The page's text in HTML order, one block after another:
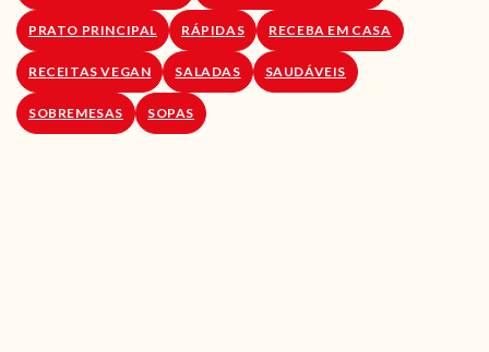
PRATO PRINCIPAL RÁPIDAS RECEBA EM CASA
RECEITAS VEGAN SALADAS SAUDÁVEIS
SOBREMESAS SOPAS